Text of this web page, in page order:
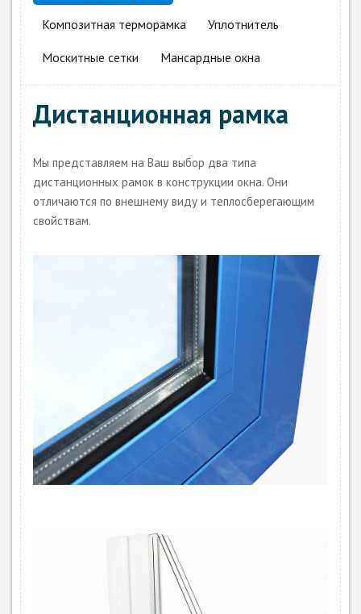
Композитная терморамка Уплотнитель
Москитные сетки Мансардные окна
Дистанционная рамка
Мы представляем на Ваш выбор два типа
дистанционных рамок в конструкции окна. Они
отличаются по внешнему виду и теплосберегающим
свойствам.